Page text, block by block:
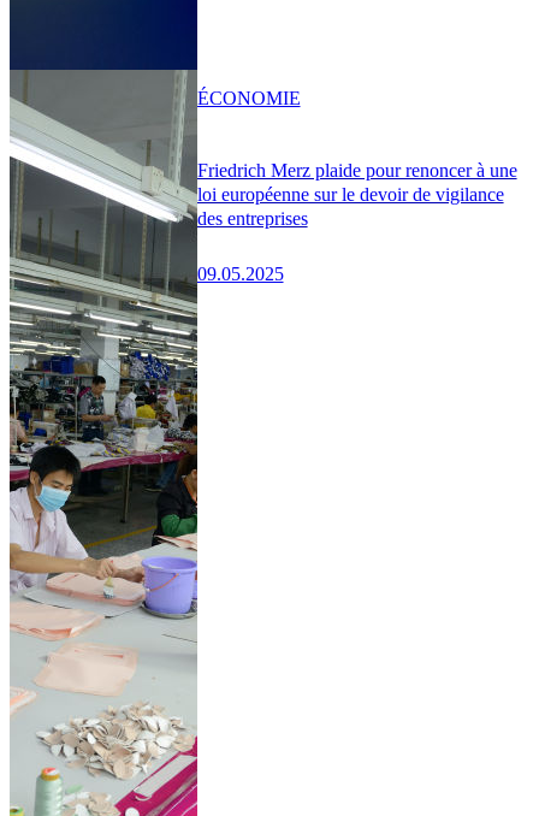
Friedrich Merz plaide pour renoncer à une
loi européenne sur le devoir de vigilance
des entreprises
09.05.2025
ÉCONOMIE